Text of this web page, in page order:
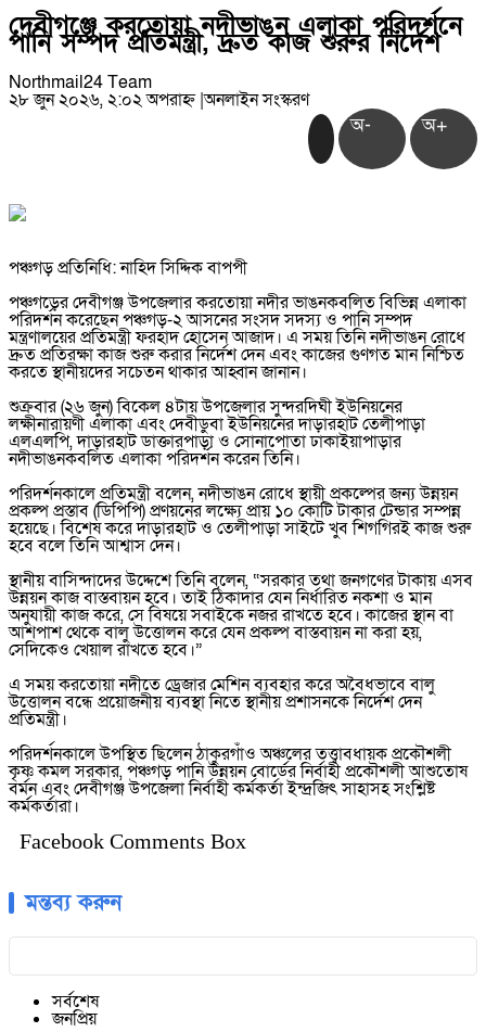
দেবীগঞ্জে করতোয়া নদীভাঙন এলাকা পরিদর্শনে
পানি সম্পদ প্রতিমন্ত্রী, দ্রুত কাজ শুরুর নির্দেশ
Northmail24 Team
২৮ জুন ২০২৬, ২:০২ অপরাহ্ন|অনলাইন সংস্করণ
অ- অ+
‎পঞ্চগড় প্রতিনিধি: নাহিদ সিদ্দিক বাপপী
‎পঞ্চগড়ের দেবীগঞ্জ উপজেলার করতোয়া নদীর ভাঙনকবলিত বিভিন্ন এলাকা
পরিদর্শন করেছেন পঞ্চগড়-২ আসনের সংসদ সদস্য ও পানি সম্পদ
মন্ত্রণালয়ের প্রতিমন্ত্রী ফরহাদ হোসেন আজাদ। এ সময় তিনি নদীভাঙন রোধে
দ্রুত প্রতিরক্ষা কাজ শুরু করার নির্দেশ দেন এবং কাজের গুণগত মান নিশ্চিত
করতে স্থানীয়দের সচেতন থাকার আহ্বান জানান।
‎শুক্রবার (২৬ জুন) বিকেল ৪টায় উপজেলার সুন্দরদিঘী ইউনিয়নের
লক্ষীনারায়ণী এলাকা এবং দেবীডুবা ইউনিয়নের দাড়ারহাট তেলীপাড়া
এলএলপি, দাড়ারহাট ডাক্তারপাড়া ও সোনাপোতা ঢাকাইয়াপাড়ার
নদীভাঙনকবলিত এলাকা পরিদর্শন করেন তিনি।
‎পরিদর্শনকালে প্রতিমন্ত্রী বলেন, নদীভাঙন রোধে স্থায়ী প্রকল্পের জন্য উন্নয়ন
প্রকল্প প্রস্তাব (ডিপিপি) প্রণয়নের লক্ষ্যে প্রায় ১০ কোটি টাকার টেন্ডার সম্পন্ন
হয়েছে। বিশেষ করে দাড়ারহাট ও তেলীপাড়া সাইটে খুব শিগগিরই কাজ শুরু
হবে বলে তিনি আশ্বাস দেন।
‎স্থানীয় বাসিন্দাদের উদ্দেশে তিনি বলেন, “সরকার তথা জনগণের টাকায় এসব
উন্নয়ন কাজ বাস্তবায়ন হবে। তাই ঠিকাদার যেন নির্ধারিত নকশা ও মান
অনুযায়ী কাজ করে, সে বিষয়ে সবাইকে নজর রাখতে হবে। কাজের স্থান বা
আশপাশ থেকে বালু উত্তোলন করে যেন প্রকল্প বাস্তবায়ন না করা হয়,
সেদিকেও খেয়াল রাখতে হবে।”
‎এ সময় করতোয়া নদীতে ড্রেজার মেশিন ব্যবহার করে অবৈধভাবে বালু
উত্তোলন বন্ধে প্রয়োজনীয় ব্যবস্থা নিতে স্থানীয় প্রশাসনকে নির্দেশ দেন
প্রতিমন্ত্রী।
‎পরিদর্শনকালে উপস্থিত ছিলেন ঠাকুরগাঁও অঞ্চলের তত্ত্বাবধায়ক প্রকৌশলী
কৃষ্ণ কমল সরকার, পঞ্চগড় পানি উন্নয়ন বোর্ডের নির্বাহী প্রকৌশলী আশুতোষ
বর্মন এবং দেবীগঞ্জ উপজেলা নির্বাহী কর্মকর্তা ইন্দ্রজিৎ সাহাসহ সংশ্লিষ্ট
কর্মকর্তারা।
Facebook Comments Box
মন্তব্য করুন
সর্বশেষ
জনপ্রিয়